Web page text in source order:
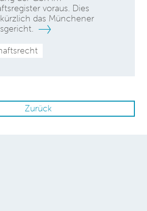
voraus. Dies
das Münchener
Zurück